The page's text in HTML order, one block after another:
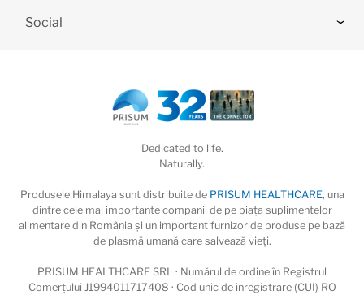
Social
Dedicated to life.
Naturally.
Produsele Himalaya sunt distribuite de PRISUM HEALTHCARE, una
dintre cele mai importante companii de pe piaţa suplimentelor
alimentare din România și un important furnizor de produse pe bază
de plasmă umană care salvează vieţi.
PRISUM HEALTHCARE SRL · Numărul de ordine în Registrul
Comerțului J1994011717408 · Cod unic de înregistrare (CUI) RO